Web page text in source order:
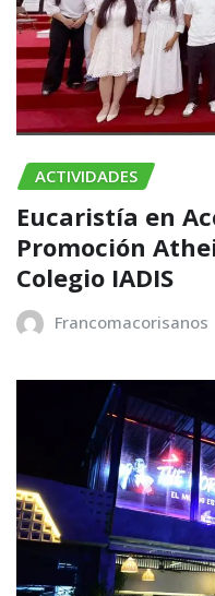
ACTIVIDADES
Eucaristía en
Promoción
Colegio IADIS
Francomacorisanos